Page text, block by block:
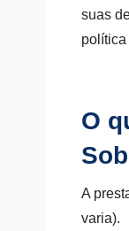
suas
O
A
varia).